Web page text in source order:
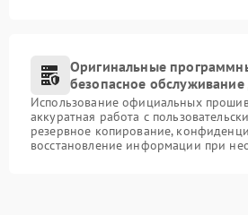
Оригинальные
безопасное
Использование официальных
аккуратная работа с
резервное копирование,
восстановление информации при